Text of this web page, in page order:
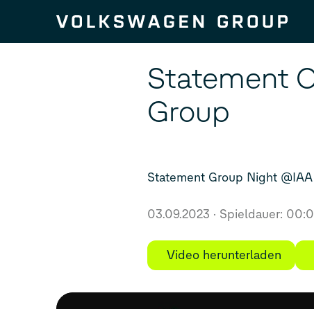
Statement
Group
Statement Group Night
03.09.2023 Spieldauer:
Video herunterladen